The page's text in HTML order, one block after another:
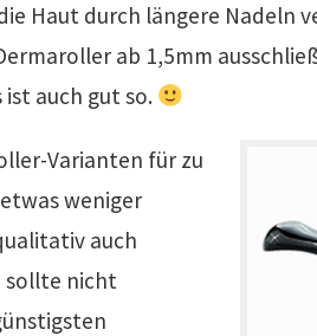
Haut durch längere Nadeln
ab 1,5mm
auch gut so.
Varianten für zu
weniger
auch
sollte nicht